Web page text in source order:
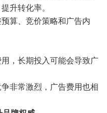
升转化率。
算、竞价策略和广告内
用，长期投入可能会导致广
争非常激烈，广告费用也相